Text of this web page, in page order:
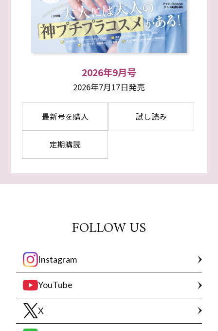
2026年9月号
2026年7月17日発売
最新号を購入 試し読み
定期購読
FOLLOW US
Instagram
YouTube
X